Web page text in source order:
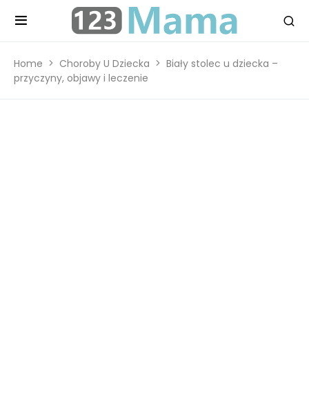
Home Choroby U Dziecka
Biały stolec u dziecka –
przyczyny, objawy i leczenie